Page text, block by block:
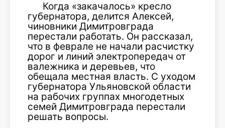
Когда «закачалось» кресло
губернатора, делится Алексей,
чиновники Димитровграда
перестали работать. Он рассказал,
что в феврале не начали расчистку
дорог и линий электропередач от
валежника и деревьев, что
обещала местная власть. С уходом
губернатора Ульяновской области
на рабочих группах многодетных
семей Димитровграда перестали
решать вопросы.